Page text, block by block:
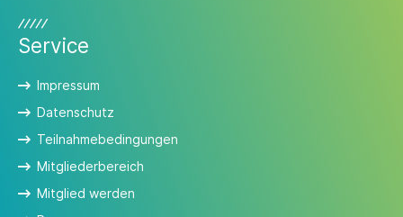
Service
Impressum
Datenschutz
Teilnahmebedingungen
Mitgliederbereich
Mitglied werden